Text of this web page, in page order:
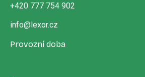
+420 777 754 902
info@lexor.cz
Provozní doba